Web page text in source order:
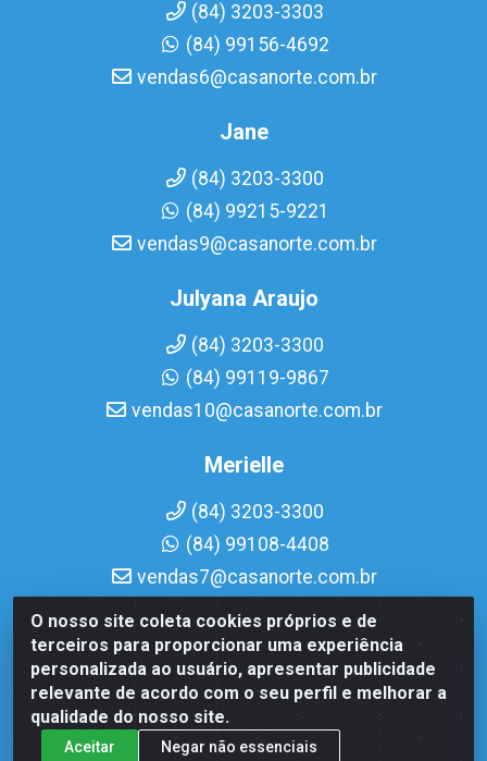
O nosso site coleta cookies próprios e de
terceiros para proporcionar uma experiência
personalizada ao usuário, apresentar publicidade
relevante de acordo com o seu perfil e melhorar a
qualidade do nosso site.
Aceitar Negar não essenciais
(84) 3203-3303
(84) 99156-4692
vendas6@casanorte.com.br
Jane
(84) 3203-3300
(84) 99215-9221
vendas9@casanorte.com.br
Julyana Araujo
(84) 3203-3300
(84) 99119-9867
vendas10@casanorte.com.br
Merielle
(84) 3203-3300
(84) 99108-4408
vendas7@casanorte.com.br
Casa Norte LTDA - Av. Interventor Mário Câmara, 1815 -
Dix-Sept Rosado, Natal/RN - CEP 59054-600 - CNPJ
08.713.513/0001-51